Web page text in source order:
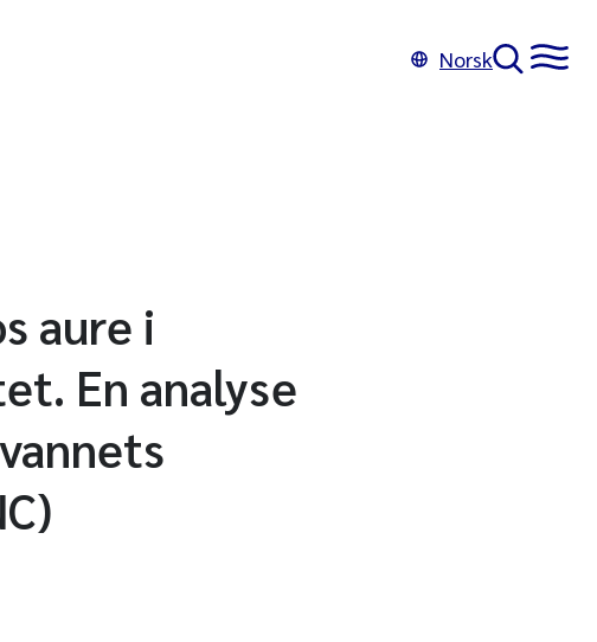
Norsk
aure i
En analyse